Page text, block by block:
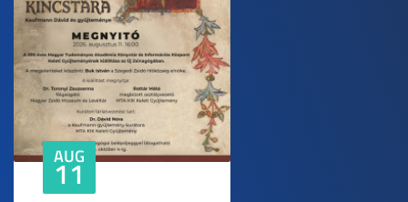
AUG
11